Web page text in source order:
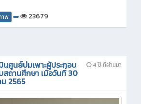
พ 23679
4 ปี ที่ผ่านมา
นศูนย์บ่มเพาะผู้ประกอบ
สถานศึกษา เมื่อวันที่ 30
2565